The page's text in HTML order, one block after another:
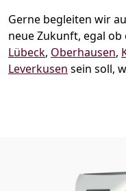
Gerne begleiten wir
neue Zukunft, egal ob
Lübeck, Oberhausen,
Leverkusen sein soll,